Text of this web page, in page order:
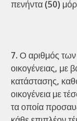
πενήντα (50)
Ο αριθμός των
οικογένειας, με
κατάστασης,
οικογένεια με
τα οποία